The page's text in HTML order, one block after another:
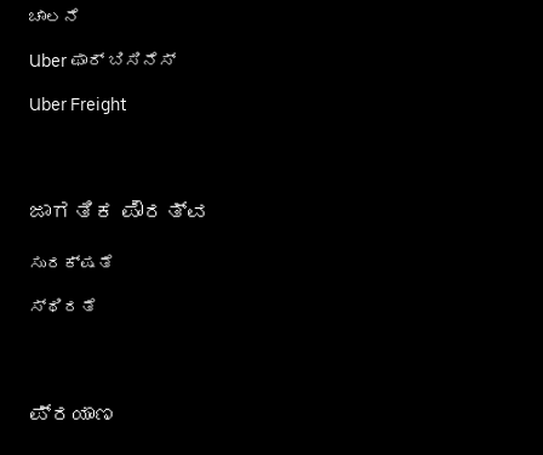
ಚಾಲನೆ
Uber ಫಾರ್ ಬಿಸಿನೆಸ್
Uber Freight
ಜಾಗತಿಕ ಪೌರತ್ವ
ಸುರಕ್ಷತೆ
ಸ್ಥಿರತೆ
ಪ್ರಯಾಣ